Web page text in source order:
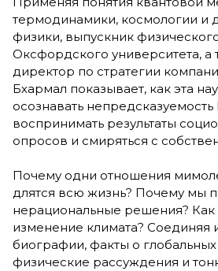
термодинамики, космологии и
физики, выпускник
Оксфордского университета, а
директор по стратегии
Бхармал показывает, как эта
осознавать
воспринимать результаты
опросов и смиряться с
Почему одни отношения
длятся всю жизнь? Почему мы
нерациональные решения? Как
изменение климата? Соединяя
биографии, факты о
физические рассуждения и